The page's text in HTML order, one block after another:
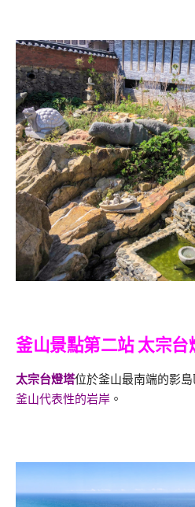
釜山景點第二站 太宗台
太宗台燈塔位於釜山最南端的影島
釜山代表性的岩岸 。